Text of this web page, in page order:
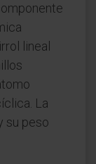
lineal
La
su peso